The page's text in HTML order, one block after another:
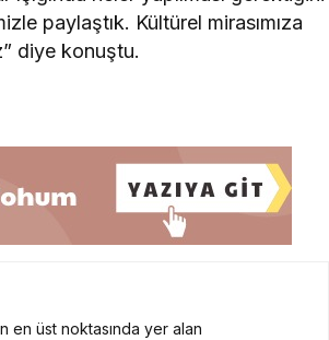
paylaştık. Kültürel mirasımıza
diye konuştu.
en üst noktasında yer alan